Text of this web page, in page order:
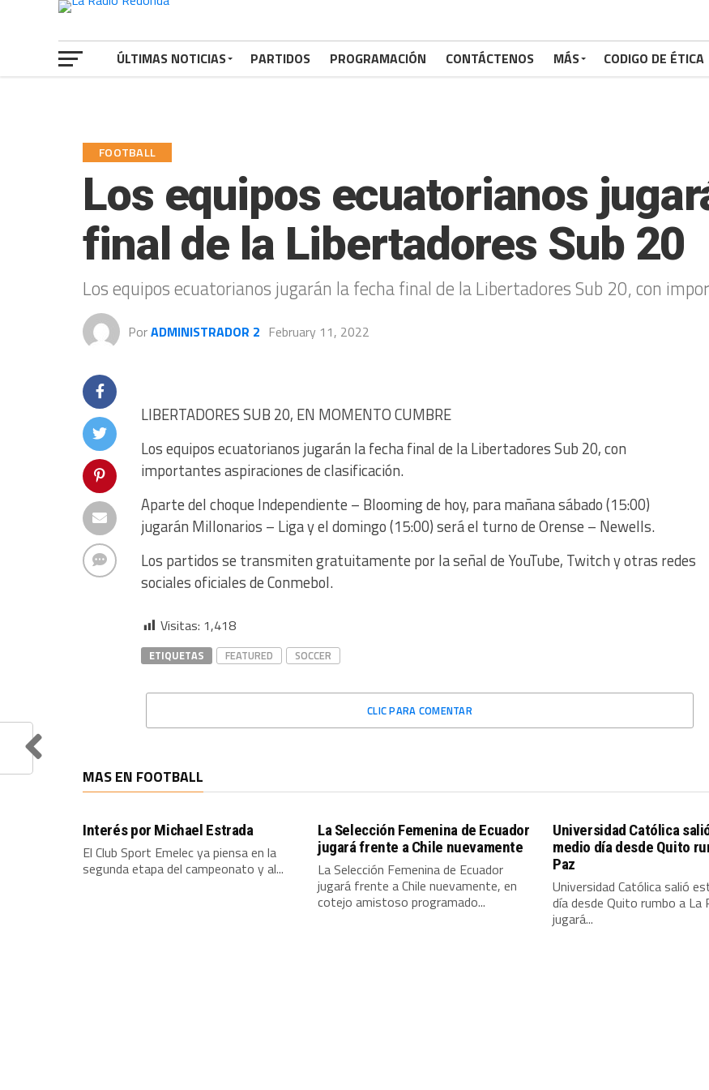
ÚLTIMAS NOTICIAS PARTIDOS PROGRAMACIÓN CONTÁCTENOS MÁS CODIGO DE ÉTICA
FOOTBALL
Los equipos ecuatorianos
final de la Libertadores Sub 20
Los equipos ecuatorianos jugarán la fecha final de la Libertadores Sub 20, con
PorADMINISTRADOR 2 February 11, 2022
LIBERTADORES SUB 20, EN MOMENTO CUMBRE
Los equipos ecuatorianos jugarán la fecha final de la Libertadores Sub 20, con
importantes aspiraciones de clasificación.
Aparte del choque Independiente – Blooming de hoy, para mañana sábado (15:00)
jugarán Millonarios – Liga y el domingo (15:00) será el turno de Orense – Newells.
Los partidos se transmiten gratuitamente por la señal de YouTube, Twitch y otras redes
sociales oficiales de Conmebol.
Visitas: 1,418
ETIQUETAS FEATURED SOCCER
CLIC PARA COMENTAR
MAS EN FOOTBALL
Interés por Michael Estrada
El Club Sport Emelec ya piensa en la
segunda etapa del campeonato y al...
La Selección Femenina de Ecuador
jugará frente a Chile nuevamente
La Selección Femenina de Ecuador
jugará frente a Chile nuevamente, en
cotejo amistoso programado...
Universidad Católica
medio día desde Quito
Paz
Universidad Católica salió
día desde Quito rumbo a La
jugará...